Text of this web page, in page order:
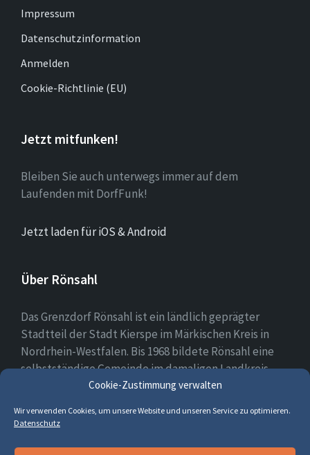
Cookie-Zustimmung verwalten
Wir verwenden Cookies, um unsere Website und unseren Service zu optimieren.
Datenschutz
Impressum
Datenschutzinformation
Anmelden
Cookie-Richtlinie (EU)
Jetzt mitfunken!
Bleiben Sie auch unterwegs immer auf dem
Laufenden mit DorfFunk!
Jetzt laden für iOS & Android
Über Rönsahl
Das Grenzdorf Rönsahl ist ein ländlich geprägter
Stadtteil der Stadt Kierspe im Märkischen Kreis in
Nordrhein-Westfalen. Bis 1968 bildete Rönsahl eine
selbstständige Gemeinde im damaligen Landkreis
Altena. Heute leben etwa 2.300 Menschen in und um